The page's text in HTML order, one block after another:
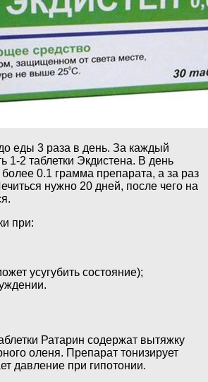
еды 3 раза в день. За каждый
1-2 таблетки Экдистена. В день
0.1 грамма препарата, а за раз
нужно 20 дней, после чего на
при:
усугубить состояние);
Ратарин содержат вытяжку
оленя. Препарат тонизирует
давление при гипотонии.